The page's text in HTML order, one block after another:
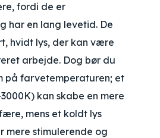
fordi de er
har en lang levetid. De
hvidt lys, der kan være
arbejde. Dog bør du
på farvetemperaturen; et
kan skabe en mere
mens et koldt lys
mere stimulerende og